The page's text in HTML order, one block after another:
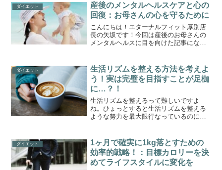
ダイエット
産後のメンタルヘルスケアと心の
回復：お母さんの心を守るために
こんにちは！エターナルフィット厚別店
長の矢坂です！今回は産後のお母さんの
メンタルヘルスに目を向けた記事になり
に変動することによりメンタルが不安定
になります。今回はその仕...
ダイエット
生活リズムを整える方法を考えよ
う！実は完璧を目指すことが足枷
に…？！
生活リズムを整えるって難しいですよ
ね。ひょっとすると生活リズムを整える
ような努力を最大限行なっているのにな
とすると中々難しい一面があります。今
回はある一点に絞っていけたらと思いま
す。毎日ストレスなく過ごすための方法
を一緒に考えていきましょう。
ダイエット
1ヶ月で確実に1kg落とすための
効率的戦略！：目標カロリーを決
めてライフスタイルに変化を